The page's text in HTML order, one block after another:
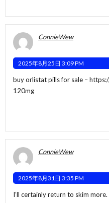
ConnieWew
2025年8月25日 3:09 PM
buy orlistat pills for sale –
120mg
ConnieWew
2025年8月31日 3:35 PM
I’ll certainly return to skim more.